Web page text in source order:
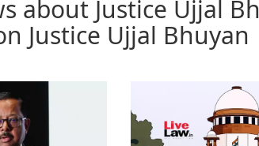
about Justice Ujjal
Justice Ujjal Bhuyan